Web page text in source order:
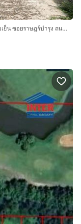
ที่ดิน + บ้านเดี่ยว 1 ชั้น 4 ไร่ 249.5 ตร.ว. หมู่บ้านร่มเย็น ซอยราษฎร์บำรุง ถนนรังสิต-นครนายก องครักษ์ นครนายก